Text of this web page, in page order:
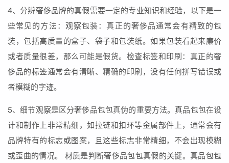
4、分辨奢侈品牌的真假需要一定的专业知识和经验，以下是一
些常见的方法：观察包装：真正的奢侈品通常会有精致的包
装，包括高质量的盒子、袋子和包装纸。如果包装看起来廉价
或者质量很差，那么可能是假货。检查标签和印刷：真正的奢
侈品的标签通常会有清晰、精确的印刷，没有任何拼写错误或
者模糊的字迹。
5、细节观察是区分奢侈品包包真伪的重要方法。真品包包在设
计和制作上非常精细，如拉链和扣环等金属部件上，通常会有
品牌特有的标志或图案，且这些标志非常精细，不会出现模糊
或歪曲的情况。 材质是判断奢侈品包包真假的关键。真品包包